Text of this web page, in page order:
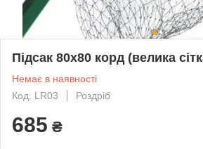
Підсак 80х80 корд (велика
Немає в наявності
Код: LR03
Роздріб
685 ₴